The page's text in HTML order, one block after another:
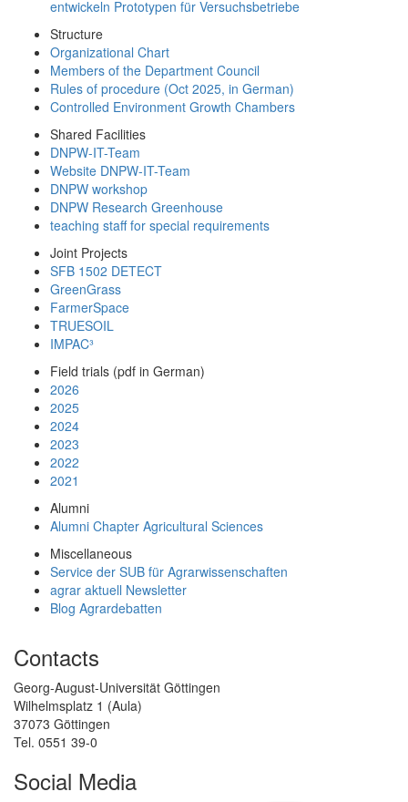
entwickeln Prototypen für Versuchsbetriebe
Structure
Organizational Chart
Members of the Department Council
Rules of procedure (Oct 2025, in German)
Controlled Environment Growth Chambers
Shared Facilities
DNPW-IT-Team
Website DNPW-IT-Team
DNPW workshop
DNPW Research Greenhouse
teaching staff for special requirements
Joint Projects
SFB 1502 DETECT
GreenGrass
FarmerSpace
TRUESOIL
IMPAC³
Field trials (pdf in German)
2026
2025
2024
2023
2022
2021
Alumni
Alumni Chapter Agricultural Sciences
Miscellaneous
Service der SUB für Agrarwissenschaften
agrar aktuell Newsletter
Blog Agrardebatten
Contacts
Georg-August-Universität Göttingen
Wilhelmsplatz 1 (Aula)
37073 Göttingen
Tel. 0551 39-0
Social Media